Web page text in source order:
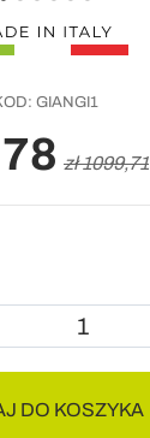
GIANGI1
zł 1099,71
DO KOSZYKA